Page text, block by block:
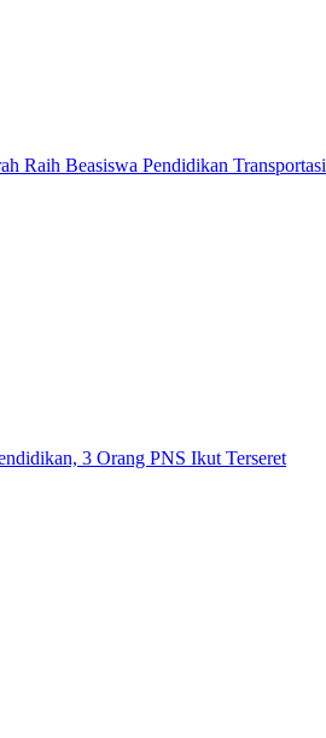
Raih Beasiswa Pendidikan Transportasi
3 Orang PNS Ikut Terseret